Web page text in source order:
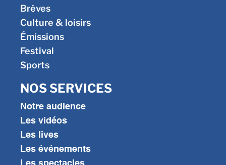
Brèves
Culture & loisirs
Émissions
Festival
Sports
NOS SERVICES
Notre audience
Les vidéos
Les lives
Les événements